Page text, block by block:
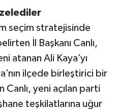
seçim stratejisinde
İl Başkanı Canlı,
atanan Ali Kaya’yı
ilçede birleştirici bir
yeni açılan parti
teşkilatlarına uğur